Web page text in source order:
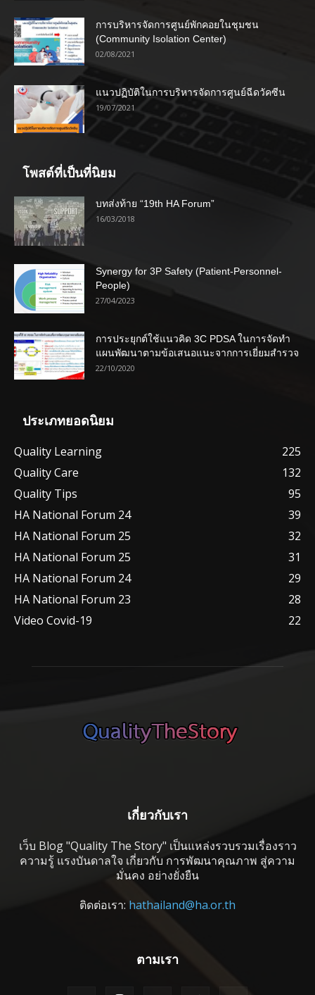
การบริหารจัดการศูนย์พักคอยในชุมชน
(Community Isolation Center)
02/08/2021
แนวปฏิบัติในการบริหารจัดการศูนย์ฉีดวัคซีน
19/07/2021
โพสต์ที่เป็นที่นิยม
บทส่งท้าย “19th HA Forum”
16/03/2018
Synergy for 3P Safety (Patient-Personnel-
People)
27/04/2023
การประยุกต์ใช้แนวคิด 3C PDSA ในการจัดทำ
แผนพัฒนาตามข้อเสนอแนะจากการเยี่ยมสำรวจ
22/10/2020
ประเภทยอดนิยม
Quality Learning
225
Quality Care
132
Quality Tips
95
HA National Forum 24
39
HA National Forum 25
32
HA National Forum 25
31
HA National Forum 24
29
HA National Forum 23
28
Video Covid-19
22
เกี่ยวกับเรา
เว็บ Blog "Quality The Story" เป็นแหล่งรวบรวมเรื่องราว
ความรู้ แรงบันดาลใจ เกี่ยวกับ การพัฒนาคุณภาพ สู่ความ
มั่นคง อย่างยั่งยืน
ติดต่อเรา: hathailand@ha.or.th
ตามเรา